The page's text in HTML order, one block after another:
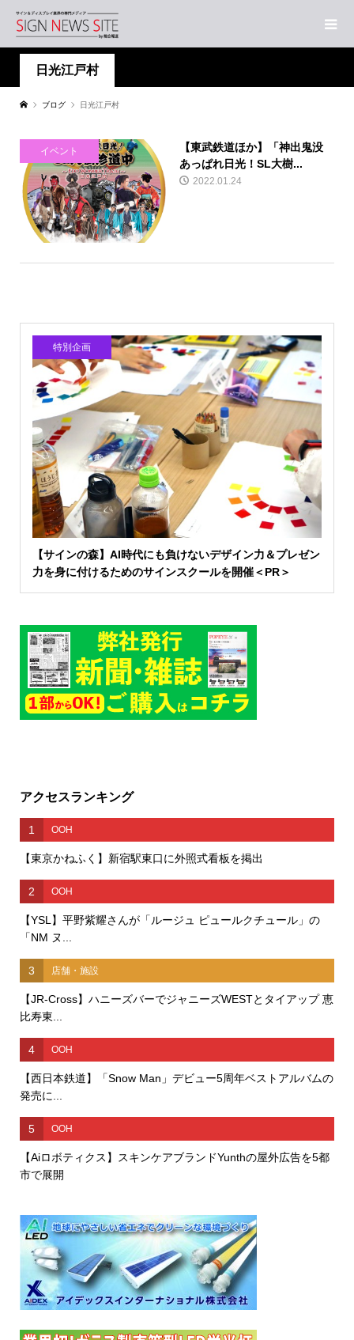
日光江戸村
ブログ 日光江戸村
イベント
【東武鉄道ほか】「神出鬼没
あっぱれ日光！SL大樹...
2022.01.24
特別企画
【サインの森】AI時代にも負けないデザイン力＆プレゼン
力を身に付けるためのサインスクールを開催＜PR＞
アクセスランキング
1 OOH
【東京かねふく】新宿駅東口に外照式看板を掲出
2 OOH
【YSL】平野紫耀さんが「ルージュ ピュールクチュール」の
「NM ヌ...
3 店舗・施設
【JR-Cross】ハニーズバーでジャニーズWESTとタイアップ 恵
比寿東...
4 OOH
【西日本鉄道】「Snow Man」デビュー5周年ベストアルバムの
発売に...
5 OOH
【Aiロボティクス】スキンケアブランドYunthの屋外広告を5都
市で展開